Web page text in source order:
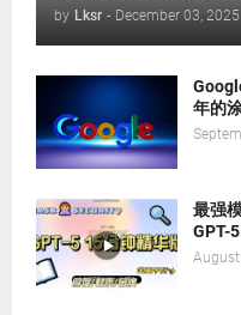
by Lksr - December 03, 2025
年的
最强
GPT-